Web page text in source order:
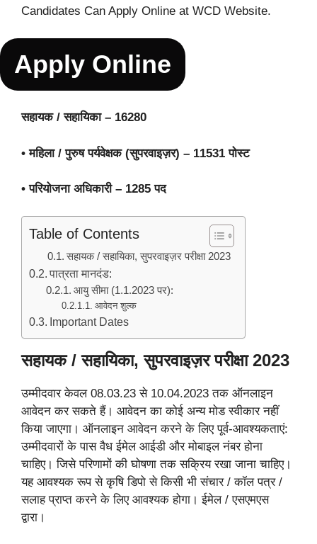
Candidates Can Apply Online at WCD Website.
Apply Online
सहायक/सहायिका – 16280
•महिला/पुरुष पर्यवेक्षक(सुपरवाइज़र) – 11531 पोस्ट
•परियोजना अधिकारी – 1285 पद
Table of Contents
सहायक / सहायिका, सुपरवाइज़र परीक्षा 2023
पात्रता मानदंड:
आयु सीमा (1.1.2023 पर):
आवेदन शुल्क
Important Dates
सहायक / सहायिका, सुपरवाइज़र परीक्षा 2023
उम्मीदवार केवल 08.03.23 से 10.04.2023 तक ऑनलाइन
आवेदन कर सकते हैं। आवेदन का कोई अन्य मोड स्वीकार नहीं
किया जाएगा। ऑनलाइन आवेदन करने के लिए पूर्व-आवश्यकताएं:
उम्मीदवारों के पास वैध ईमेल आईडी और मोबाइल नंबर होना
चाहिए। जिसे परिणामों की घोषणा तक सक्रिय रखा जाना चाहिए।
यह आवश्यक रूप से कृषि डिपो से किसी भी संचार / कॉल पत्र /
सलाह प्राप्त करने के लिए आवश्यक होगा। ईमेल / एसएमएस
द्वारा।